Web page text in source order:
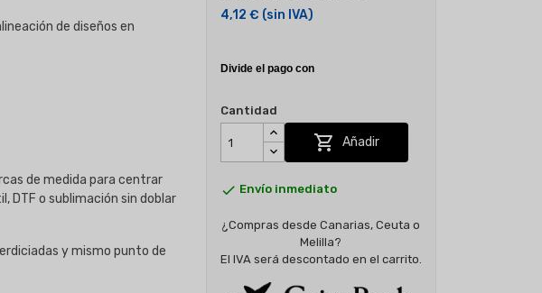
de diseños en
de medida para centrar
DTF o sublimación sin doblar
y mismo punto de
4,12 € (sin IVA)
Cantidad
 Añadir
 Envío inmediato
¿Compras desde Canarias, Ceuta o
Melilla?
El IVA será descontado en el carrito.